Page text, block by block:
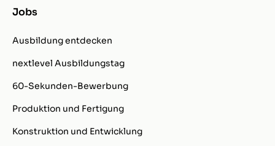
Jobs
Ausbildung entdecken
nextlevel Ausbildungstag
60-Sekunden-Bewerbung
Produktion und Fertigung
Konstruktion und Entwicklung